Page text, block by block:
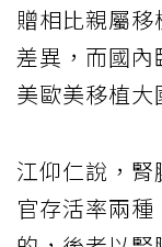
贈相比親屬
差異，而國
美歐美移植大
江仰仁說，
官存活率兩